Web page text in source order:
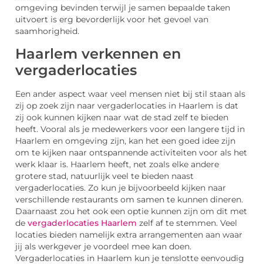
omgeving bevinden terwijl je samen bepaalde taken
uitvoert is erg bevorderlijk voor het gevoel van
saamhorigheid.
Haarlem verkennen en
vergaderlocaties
Een ander aspect waar veel mensen niet bij stil staan als
zij op zoek zijn naar vergaderlocaties in Haarlem is dat
zij ook kunnen kijken naar wat de stad zelf te bieden
heeft. Vooral als je medewerkers voor een langere tijd in
Haarlem en omgeving zijn, kan het een goed idee zijn
om te kijken naar ontspannende activiteiten voor als het
werk klaar is. Haarlem heeft, net zoals elke andere
grotere stad, natuurlijk veel te bieden naast
vergaderlocaties. Zo kun je bijvoorbeeld kijken naar
verschillende restaurants om samen te kunnen dineren.
Daarnaast zou het ook een optie kunnen zijn om dit met
de vergaderlocaties Haarlem zelf af te stemmen. Veel
locaties bieden namelijk extra arrangementen aan waar
jij als werkgever je voordeel mee kan doen.
Vergaderlocaties in Haarlem kun je tenslotte eenvoudig